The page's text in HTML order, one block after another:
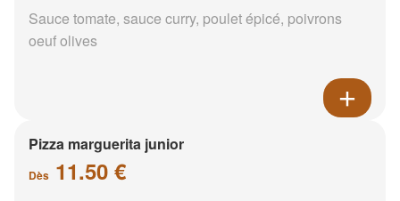
Sauce tomate, sauce curry, poulet épicé, poivrons
oeuf olives
Pizza marguerita junior
Dès 11.50 €